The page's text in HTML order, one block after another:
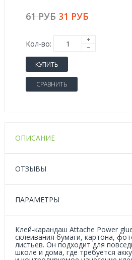
61 РУБ 31 РУБ
Кол-во:
КУПИТЬ
СРАВНИТЬ
ОПИСАНИЕ
ОТЗЫВЫ
ПАРАМЕТРЫ
Клей-карандаш Attache Power
склеивания бумаги, картона,
листьев. Он подходит для
школе и дома, где требуется